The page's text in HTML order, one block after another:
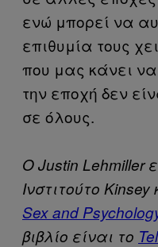
ενώ μπορεί να
επιθυμία τους
που μας κάνει
την εποχή δεν
σε όλους.
Ο Justin Lehmiller
Ινστιτούτο
Sex and
βιβλίο είναι το